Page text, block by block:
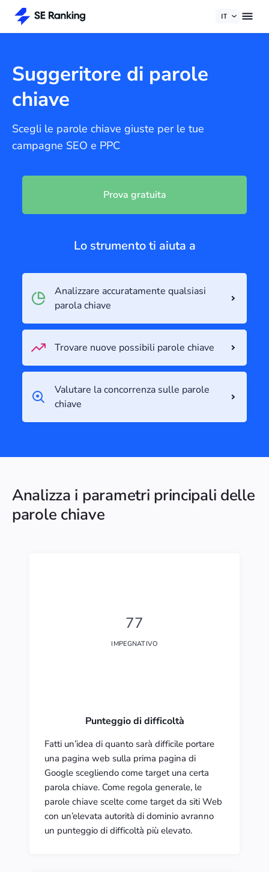
IT
Suggeritore di parole
chiave
Scegli le parole chiave giuste per le tue
campagne SEO e PPC
Prova gratuita
Lo strumento ti aiuta a
Analizzare accuratamente qualsiasi
parola chiave
Trovare nuove possibili parole chiave
Valutare la concorrenza sulle parole
chiave
Analizza i parametri principali delle
parole chiave
77
IMPEGNATIVO
Punteggio di difficoltà
Fatti un’idea di quanto sarà difficile portare
una pagina web sulla prima pagina di
Google scegliendo come target una certa
parola chiave. Come regola generale, le
parole chiave scelte come target da siti Web
con un’elevata autorità di dominio avranno
un punteggio di difficoltà più elevato.